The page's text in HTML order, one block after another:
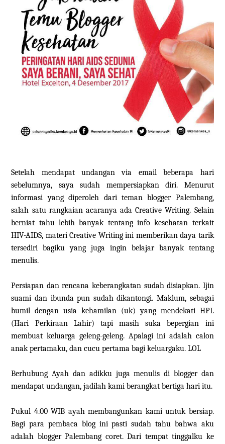
Setelah mendapat undangan via email beberapa hari
sebelumnya, saya sudah mempersiapkan diri. Menurut
informasi yang diperoleh dari teman blogger Palembang,
salah satu rangkaian acaranya ada Creative Writing. Selain
berniat tahu lebih banyak tentang info kesehatan terkait
HIV-AIDS, materi Creative Writing ini memberikan daya tarik
tersediri bagiku yang juga ingin belajar banyak tentang
menulis.
Persiapan dan rencana keberangkatan sudah disiapkan. Ijin
suami dan ibunda pun sudah dikantongi. Maklum, sebagai
bumil dengan usia kehamilan (uk) yang mendekati HPL
(Hari Perkiraan Lahir) tapi masih suka bepergian ini
membuat keluarga geleng-geleng. Apalagi ini adalah calon
anak pertamaku, dan cucu pertama bagi keluargaku. LOL
Berhubung Ayah dan adikku juga menulis di blogger dan
mendapat undangan, jadilah kami berangkat bertiga hari itu.
Pukul 4.00 WIB ayah membangunkan kami untuk bersiap.
Bagi para pembaca blog ini pasti sudah tahu bahwa aku
adalah blogger Palembang coret. Dari tempat tinggalku ke